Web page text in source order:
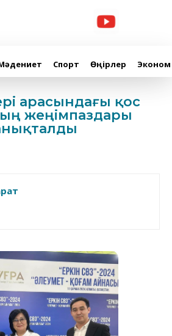
Спорт Өңірлер
арасындағы қос
жеңімпаздары